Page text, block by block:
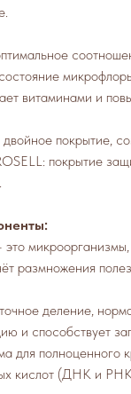
витаминами и
покрытие,
покрытие
размножения
деление,
и способствует
для полноценного
кислот (ДНК и